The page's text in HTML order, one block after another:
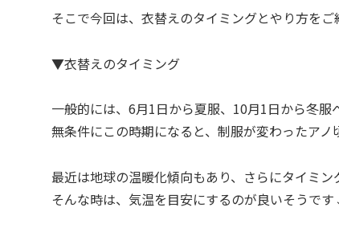
そこで今回は、衣替えのタイミングとやり方をご
▼衣替えのタイミング
一般的には、6月1日から夏服、10月1日から冬服
無条件にこの時期になると、制服が変わったアノ
最近は地球の温暖化傾向もあり、さらにタイミン
そんな時は、気温を目安にするのが良いそうで